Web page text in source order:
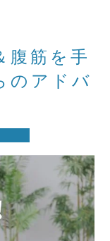
腹筋を手
のアドバ